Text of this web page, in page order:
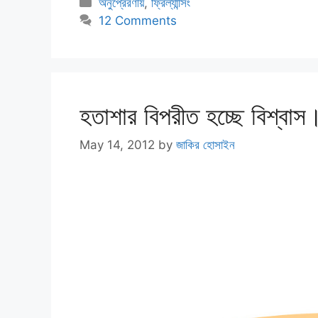
12 Comments
হতাশার বিপরীত হচ্ছে
May 14, 2012 by জাকির হোসাইন